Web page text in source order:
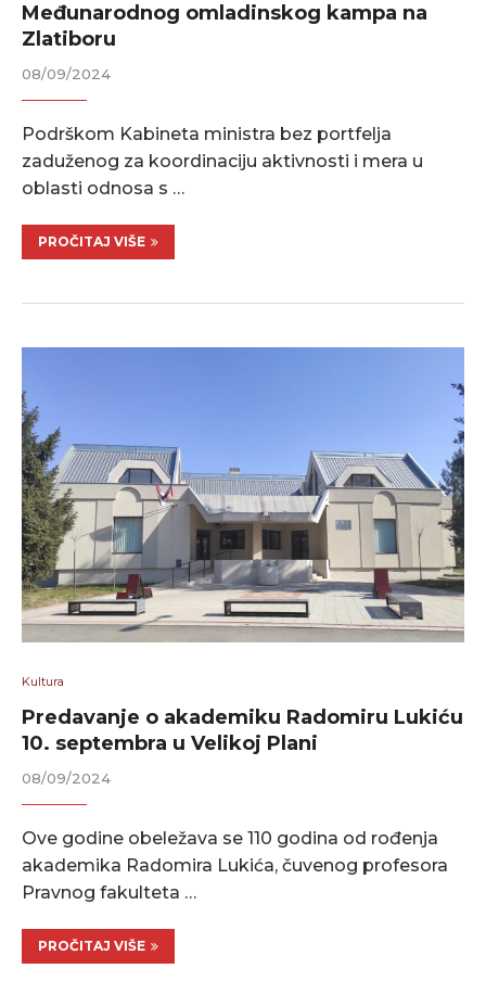
Međunarodnog omladinskog kampa na
Zlatiboru
08/09/2024
Podrškom Kabineta ministra bez portfelja
zaduženog za koordinaciju aktivnosti i mera u
oblasti odnosa s …
PROČITAJ VIŠE
Kultura
Predavanje o akademiku Radomiru Lukiću
10. septembra u Velikoj Plani
08/09/2024
Ove godine obeležava se 110 godina od rođenja
akademika Radomira Lukića, čuvenog profesora
Pravnog fakulteta …
PROČITAJ VIŠE